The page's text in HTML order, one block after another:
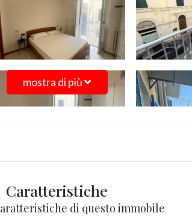
mostra di più
Caratteristiche
di questo immobile